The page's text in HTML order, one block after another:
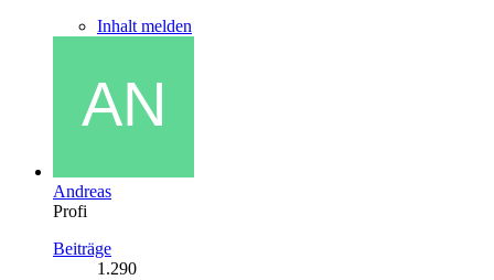
Inhalt melden
Andreas
Profi
Beiträge
1.290